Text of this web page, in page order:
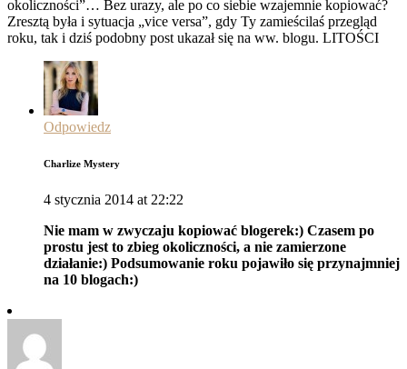
okoliczności”… Bez urazy, ale po co siebie wzajemnie kopiować?
Zresztą była i sytuacja „vice versa”, gdy Ty zamieścilaś przegląd
roku, tak i dziś podobny post ukazał się na ww. blogu. LITOŚCI
Odpowiedz
Charlize Mystery
4 stycznia 2014 at 22:22
Nie mam w zwyczaju kopiować blogerek:) Czasem po
prostu jest to zbieg okoliczności, a nie zamierzone
działanie:) Podsumowanie roku pojawiło się przynajmniej
na 10 blogach:)